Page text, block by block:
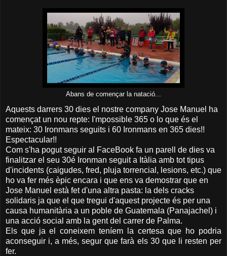
Abans de començar la natació...
Aquests darrers 30 dies el nostre company Jose Manuel ha
començat un nou repte: I'mpossible 365 o lo que és el
mateix: 30 Ironmans seguits i 60 Ironmans en 365 dies!!
Espectacular!!
Com s'ha pogut seguir al FaceBook fa un parell de dies va
finalitzar el seu 30é Ironman seguit a Itàlia amb tot tipus
d'incidents (caigudes, fred, pluja torrencial, lesions, etc.) que
ho va fer més èpic encara i que ens va demostrar que en
Jose Manuel està fet d'una altra pasta: la dels cracks
solidaris ja que el que tregui d'aquest projecte és per una
causa humanitària a un poble de Guatemala (Panajachel) i
una acció social amb la gent del carrer de Palma.
Els que ja el coneixem teníem la certesa que ho podria
aconseguir i, a més, segur que farà els 30 que li resten per
fer.